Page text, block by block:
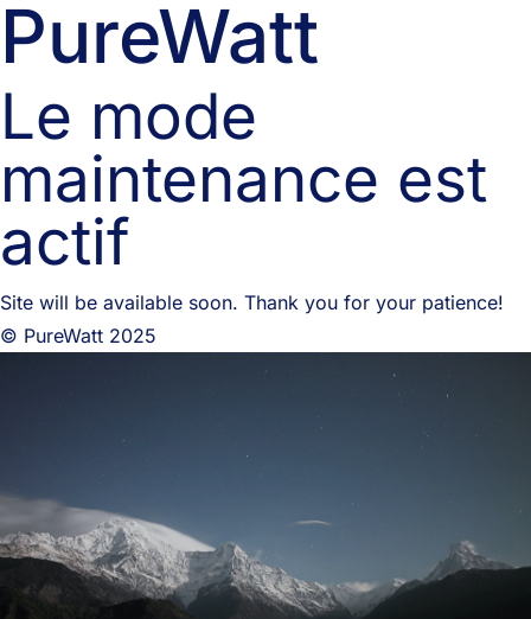
PureWatt
Le mode
maintenance est
actif
Site will be available soon. Thank you for your patience!
© PureWatt 2025